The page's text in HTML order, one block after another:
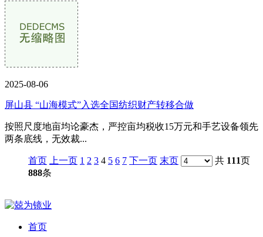
2025-08-06
屏山县 “山海模式”入选全国纺织财产转移合做
按照尺度地亩均论豪杰，严控亩均税收15万元和手艺设备领先
两条底线，无效裁...
首页 上一页 1 2 3 4 5 6 7 下一页 末页 共 111页
888条
首页